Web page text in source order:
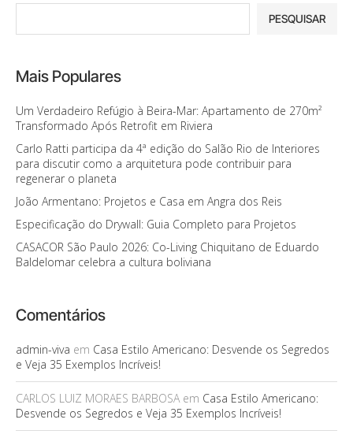
PESQUISAR
Mais Populares
Um Verdadeiro Refúgio à Beira-Mar: Apartamento de 270m²
Transformado Após Retrofit em Riviera
Carlo Ratti participa da 4ª edição do Salão Rio de Interiores
para discutir como a arquitetura pode contribuir para
regenerar o planeta
João Armentano: Projetos e Casa em Angra dos Reis
Especificação do Drywall: Guia Completo para Projetos
CASACOR São Paulo 2026: Co-Living Chiquitano de Eduardo
Baldelomar celebra a cultura boliviana
Comentários
admin-viva em Casa Estilo Americano: Desvende os Segredos
e Veja 35 Exemplos Incríveis!
CARLOS LUIZ MORAES BARBOSA em Casa Estilo Americano:
Desvende os Segredos e Veja 35 Exemplos Incríveis!